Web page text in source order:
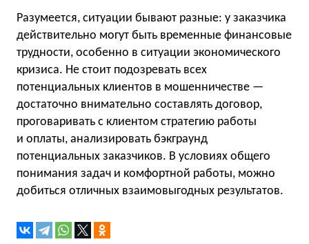
Разумеется, ситуации бывают разные: у заказчика
действительно могут быть временные финансовые
трудности, особенно в ситуации экономического
кризиса. Не стоит подозревать всех
потенциальных клиентов в мошенничестве —
достаточно внимательно составлять договор,
проговаривать с клиентом стратегию работы
и оплаты, анализировать бэкграунд
потенциальных заказчиков. В условиях общего
понимания задач и комфортной работы, можно
добиться отличных взаимовыгодных результатов.